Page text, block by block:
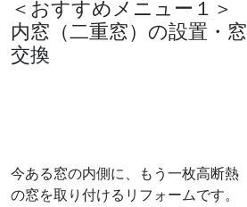
＜おすすめメニュー１＞
内窓（二重窓）の設置・窓
交換
今ある窓の内側に、もう一枚高断熱
の窓を取り付けるリフォームです。